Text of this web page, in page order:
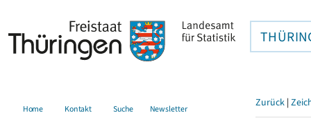
Home Kontakt Suche Newsletter Zurück |